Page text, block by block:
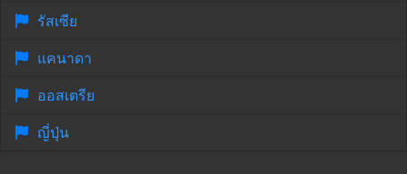
รัสเซีย
แคนาดา
ออสเตรีย
ญี่ปุ่น